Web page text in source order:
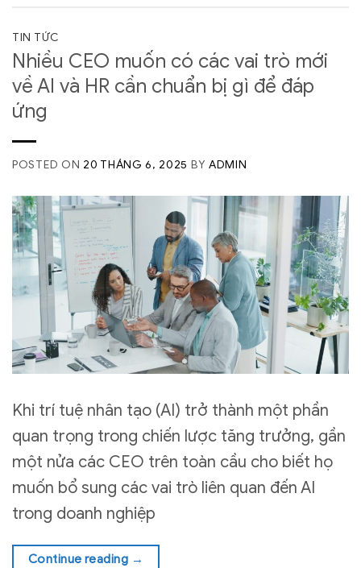
TIN TỨC
Nhiều CEO muốn có các vai trò mới
về AI và HR cần chuẩn bị gì để đáp
ứng
POSTED ON 20 THÁNG 6, 2025 BYADMIN
Khi trí tuệ nhân tạo (AI) trở thành một phần
quan trọng trong chiến lược tăng trưởng, gần
một nửa các CEO trên toàn cầu cho biết họ
muốn bổ sung các vai trò liên quan đến AI
trong doanh nghiệp
Continue reading →